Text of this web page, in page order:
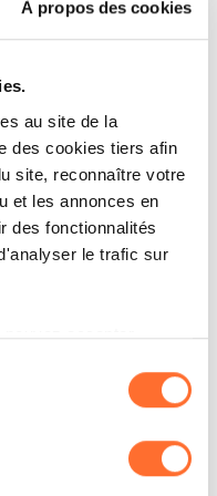
À propos des cookies
au site de la
des cookies tiers afin
site, reconnaître votre
et les annonces en
des fonctionnalités
le trafic sur
accepter,
nécessaires au
des différents
« Détails » ci-